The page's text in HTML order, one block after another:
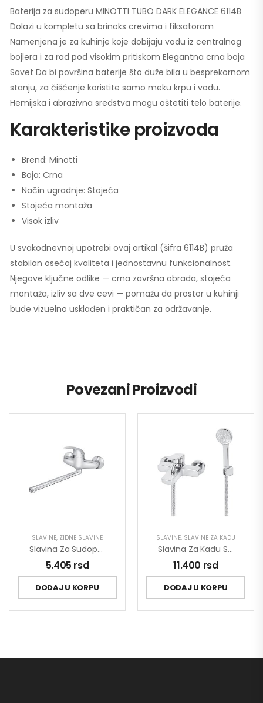
Baterija za sudoperu MINOTTI TUBO DARK ELEGANCE 6114B
Dolazi u kompletu sa brinoks crevima i fiksatorom
Namenjena je za kuhinje koje dobijaju vodu iz centralnog
bojlera i za rad pod visokim pritiskom Elegantna crna boja
Savet Da bi površina baterije što duže bila u besprekornom
stanju, za čišćenje koristite samo meku krpu i vodu.
Hemijska i abrazivna sredstva mogu oštetiti telo baterije.
Karakteristike proizvoda
Brend: Minotti
Boja: Crna
Način ugradnje: Stojeća
Stojeća montaža
Visok izliv
U svakodnevnoj upotrebi ovaj artikal (šifra 6114B) pruža
stabilan osećaj kvaliteta i jednostavnu funkcionalnost.
Njegove ključne odlike — crna završna obrada, stojeća
montaža, izliv sa dve cevi — pomažu da prostor u kuhinji
bude vizuelno usklađen i praktičan za održavanje.
Povezani Proizvodi
SLAVINE, ZIDNE SLAVINE
Slavina Za Sudoperu King 300mm J321030
5.405 rsd
DODAJ U KORPU
SLAVINE, SLAVINE ZA KADU
Slavina Za Kadu Stolz 133101
11.400 rsd
DODAJ U KORPU